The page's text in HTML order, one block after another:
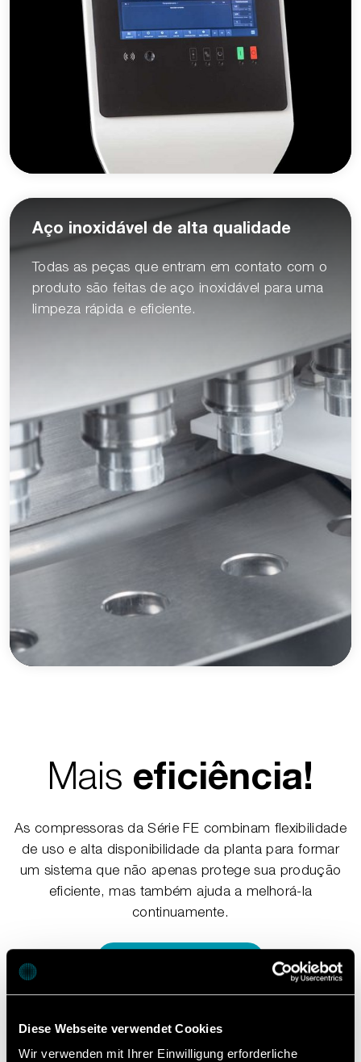
Diese Webseite verwendet Cookies
Wir verwenden mit Ihrer Einwilligung erforderliche
Aço inoxidável de alta qualidade
Todas as peças que entram em contato com o
produto são feitas de aço inoxidável para uma
limpeza rápida e eficiente.
Mais eficiência!
As compressoras da Série FE combinam flexibilidade
de uso e alta disponibilidade da planta para formar
um sistema que não apenas protege sua produção
eficiente, mas também ajuda a melhorá-la
continuamente.